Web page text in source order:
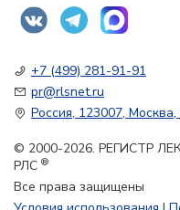
+7 (499) 281-91-91
pr@rlsnet.ru
Россия, 123007,
© 2000-2026. РЕГИСТР
РЛС ®
Все права защищены